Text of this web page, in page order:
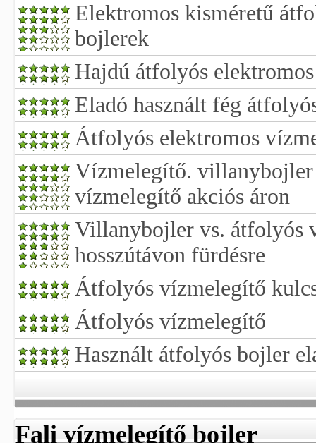
Elektromos kisméretű
bojlerek
Hajdú átfolyós
Eladó használt fég
Átfolyós elektromos
Vízmelegítő. villanybojler
vízmelegítő akciós áron
Villanybojler vs. átfolyós
hosszútávon fürdésre
Átfolyós vízmelegítő
Átfolyós vízmelegítő
Használt átfolyós bojler
Fali vízmelegítő bojler